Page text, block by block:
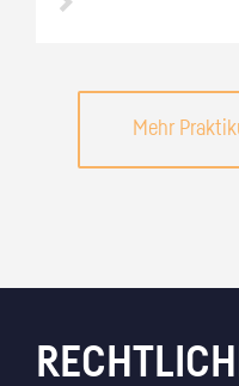
Mehr